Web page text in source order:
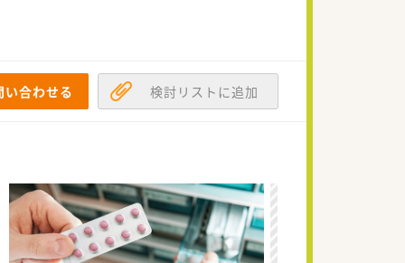
い合わせる 検討リストに追加